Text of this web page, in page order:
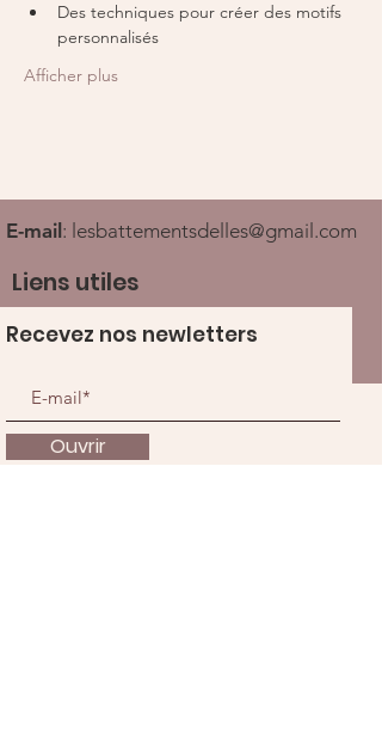
Des techniques pour créer des motifs
personnalisés
Afficher plus
E-mail : lesbattementsdelles@gmail.com
Liens utiles
Recevez nos newletters
Ouvrir